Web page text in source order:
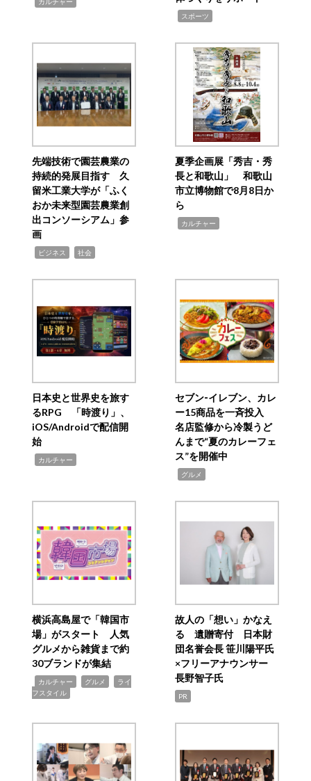
カルチャー
スポーツ
先端技術で園芸農業の
持続的発展目指す 久
留米工業大学が「ふく
おか未来型園芸農業創
出コンソーシアム」参
画
ビジネス 社会
夏季企画展「秀吉・秀
長と和歌山」 和歌山
市立博物館で8月8日か
ら
カルチャー
日本史と世界史を旅す
るRPG 「時渡り」、
iOS/Androidで配信開
始
カルチャー
セブン‐イレブン、カレ
ー15商品を一斉投入
名店監修から冷製うど
んまで“夏のカレーフェ
ス”を開催中
グルメ
横浜高島屋で「韓国市
場」がスタート 人気
グルメから雑貨まで約
30ブランドが集結
カルチャー グルメ
ライ
フスタイル
故人の「想い」かなえ
る 遺贈寄付 日本財
団名誉会長 笹川陽平氏
×フリーアナウンサー
長野智子氏
PR